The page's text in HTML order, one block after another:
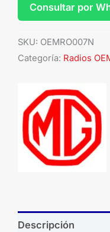
Consultar por
SKU: OEMRO007N
Categoría: Radios
Descripción